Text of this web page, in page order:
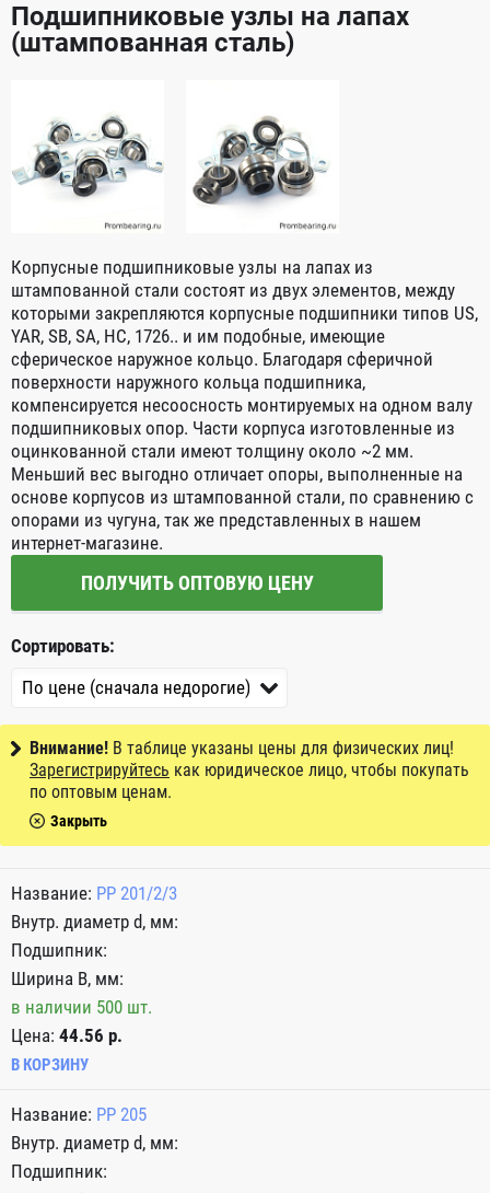
Подшипниковые узлы на лапах
(штампованная сталь)
Корпусные подшипниковые узлы на лапах из
штампованной стали состоят из двух элементов, между
которыми закрепляются корпусные подшипники типов US,
YAR, SB, SA, HC, 1726.. и им подобные, имеющие
сферическое наружное кольцо. Благодаря сферичной
поверхности наружного кольца подшипника,
компенсируется несоосность монтируемых на одном валу
подшипниковых опор. Части корпуса изготовленные из
оцинкованной стали имеют толщину около ~2 мм.
Меньший вес выгодно отличает опоры, выполненные на
основе корпусов из штампованной стали, по сравнению с
опорами из чугуна, так же представленных в нашем
интернет-магазине.
ПОЛУЧИТЬ ОПТОВУЮ ЦЕНУ
Сортировать:
Внимание! В таблице указаны цены для физических лиц!
Зарегистрируйтесь как юридическое лицо, чтобы покупать
по оптовым ценам.
Закрыть
PP 201/2/3
в наличии 500 шт.
Цена: 44.56 р.
В КОРЗИНУ
PP 205